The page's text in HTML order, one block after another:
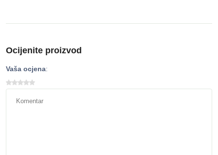
Ocijenite proizvod
Vaša ocjena: